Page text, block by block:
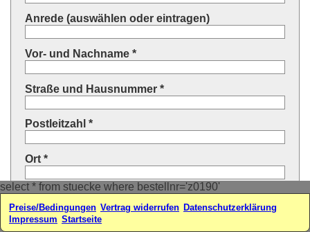
select * from stuecke where bestellnr='z0190'
Anrede (auswählen oder eintragen)
Vor- und Nachname *
Straße und Hausnummer *
Postleitzahl *
Ort *
Land * (auswählen oder eintragen)
Ihre E-Mail-Adresse*
Preise/Bedingungen Vertrag widerrufen Datenschutzerklärung
Impressum Startseite